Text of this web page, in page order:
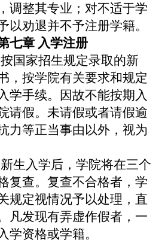
调整其专业；对不适于学
以劝退并不予注册学籍。
七章 入学注册
按国家招生规定录取的新
，按学院有关要求和规定
学手续。因故不能按期入
请假。未请假或者请假逾
力等正当事由以外，视为
新生入学后， 学院将在三个
复查。复查不合格者， 学
规定视情况予以处理，直
凡发现有弄虚作假者，一
学资格或学籍。